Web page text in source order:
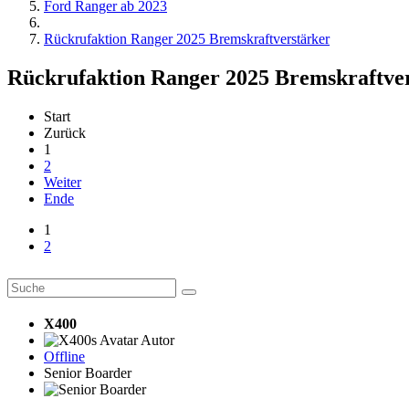
Ford Ranger ab 2023
Rückrufaktion Ranger 2025 Bremskraftverstärker
Rückrufaktion Ranger 2025
Start
Zurück
1
2
Weiter
Ende
1
2
X400
Autor
Offline
Senior Boarder